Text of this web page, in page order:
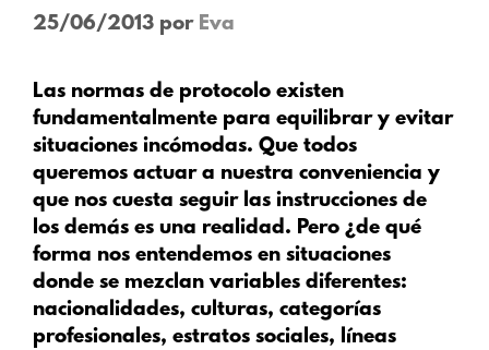
25/06/2013 por Eva
Las normas de protocolo existen
fundamentalmente para equilibrar y evitar
situaciones incómodas. Que todos
queremos actuar a nuestra conveniencia y
que nos cuesta seguir las instrucciones de
los demás es una realidad. Pero ¿de qué
forma nos entendemos en situaciones
donde se mezclan variables diferentes:
nacionalidades, culturas, categorías
profesionales, estratos sociales, líneas